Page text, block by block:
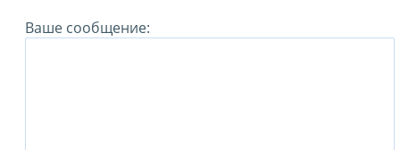
Ваше сообщение: